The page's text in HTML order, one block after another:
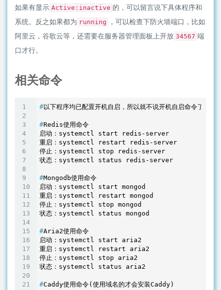
如果有显示 Active:inactive 的，可以留言说下具体程序和
系统。反之如果都为 running
，可以检查下防火墙端口，比如
阿里云，谷歌云等，还需要在服务器管理面板上开放 34567 端
口才行。
相关命令
#以下程序均已配置开机自启，所以就不说开机自启命令了。
#Redis使用命令
启动：systemctl start redis-server
重启：systemctl restart redis-server
停止：systemctl stop redis-server
#Mongodb使用命令
启动：systemctl start mongod
重启：systemctl restart mongod
停止：systemctl stop mongod
#Aria2使用命令
启动：systemctl start aria2
重启：systemctl restart aria2
停止：systemctl stop aria2
#Caddy使用命令(使用域名的才会安装Caddy)